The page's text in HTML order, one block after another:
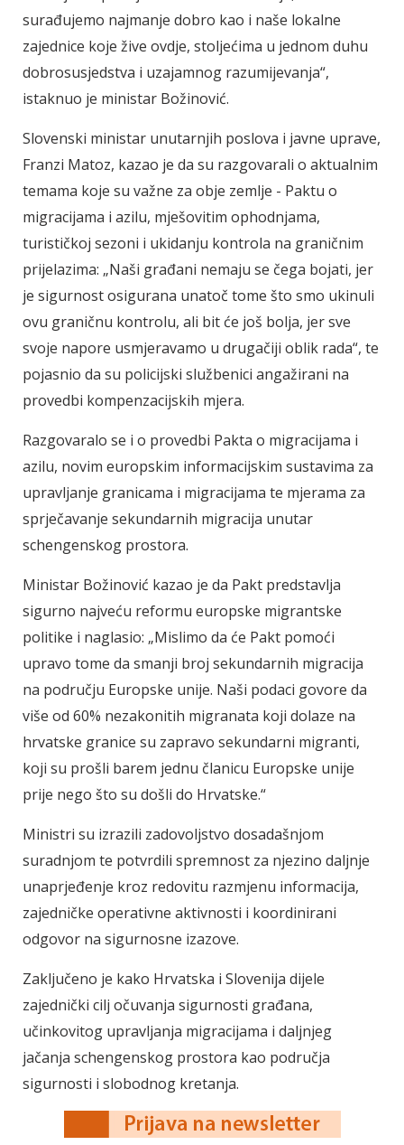
surađujemo najmanje dobro kao i naše lokalne
zajednice koje žive ovdje, stoljećima u jednom duhu
dobrosusjedstva i uzajamnog razumijevanja“,
istaknuo je ministar Božinović.
Slovenski ministar unutarnjih poslova i javne uprave,
Franzi Matoz, kazao je da su razgovarali o aktualnim
temama koje su važne za obje zemlje - Paktu o
migracijama i azilu, mješovitim ophodnjama,
turističkoj sezoni i ukidanju kontrola na graničnim
prijelazima: „Naši građani nemaju se čega bojati, jer
je sigurnost osigurana unatoč tome što smo ukinuli
ovu graničnu kontrolu, ali bit će još bolja, jer sve
svoje napore usmjeravamo u drugačiji oblik rada“, te
pojasnio da su policijski službenici angažirani na
provedbi kompenzacijskih mjera.
Razgovaralo se i o provedbi Pakta o migracijama i
azilu, novim europskim informacijskim sustavima za
upravljanje granicama i migracijama te mjerama za
sprječavanje sekundarnih migracija unutar
schengenskog prostora.
Ministar Božinović kazao je da Pakt predstavlja
sigurno najveću reformu europske migrantske
politike i naglasio: „Mislimo da će Pakt pomoći
upravo tome da smanji broj sekundarnih migracija
na području Europske unije. Naši podaci govore da
više od 60% nezakonitih migranata koji dolaze na
hrvatske granice su zapravo sekundarni migranti,
koji su prošli barem jednu članicu Europske unije
prije nego što su došli do Hrvatske.“
Ministri su izrazili zadovoljstvo dosadašnjom
suradnjom te potvrdili spremnost za njezino daljnje
unaprjeđenje kroz redovitu razmjenu informacija,
zajedničke operativne aktivnosti i koordinirani
odgovor na sigurnosne izazove.
Zaključeno je kako Hrvatska i Slovenija dijele
zajednički cilj očuvanja sigurnosti građana,
učinkovitog upravljanja migracijama i daljnjeg
jačanja schengenskog prostora kao područja
sigurnosti i slobodnog kretanja.